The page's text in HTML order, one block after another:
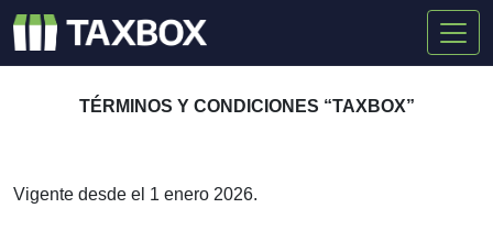
TÉRMINOS Y CONDICIONES “TAXBOX”
Vigente desde el 1 enero 2026.